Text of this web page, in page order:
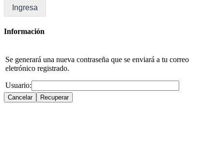
Ingresa
Información
Se generará una nueva contraseña que se enviará a tu correo
eletrónico registrado.
Usuario: